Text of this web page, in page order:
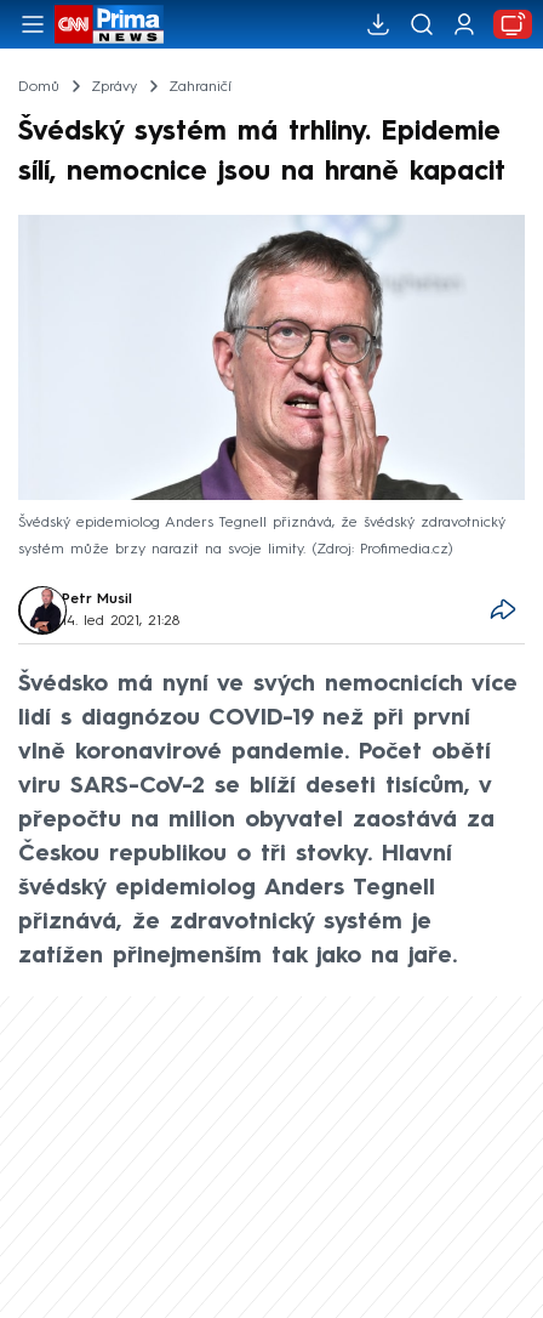
Domů Zprávy Zahraničí
Švédský systém má trhliny. Epidemie
sílí, nemocnice jsou na hraně kapacit
Švédský epidemiolog Anders Tegnell přiznává, že švédský zdravotnický
systém může brzy narazit na svoje limity.
Zdroj: Profimedia.cz
Petr Musil
14. led 2021, 21:28
Švédsko má nyní ve svých nemocnicích více
lidí s diagnózou COVID-19 než při první
vlně koronavirové pandemie. Počet obětí
viru SARS-CoV-2 se blíží deseti tisícům, v
přepočtu na milion obyvatel zaostává za
Českou republikou o tři stovky. Hlavní
švédský epidemiolog Anders Tegnell
přiznává, že zdravotnický systém je
zatížen přinejmenším tak jako na jaře.